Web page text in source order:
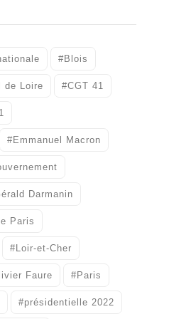
#Blois
de Loire #CGT 41
#Emmanuel Macron
Darmanin
Paris
#Loir-et-Cher
Faure #Paris
#présidentielle 2022